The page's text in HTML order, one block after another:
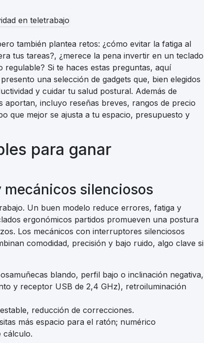
también plantea retos: ¿cómo evitar la fatiga al
tus tareas?, ¿merece la pena invertir en un teclado
Si te haces estas preguntas, aquí
una selección de gadgets que, bien elegidos
y cuidar tu salud postural. Además de
incluyo reseñas breves, rangos de precio
que mejor se ajusta a tu espacio, presupuesto y
para ganar
mecánicos silenciosos
Un buen modelo reduce errores, fatiga y
ergonómicos partidos promueven una postura
Los mecánicos con interruptores silenciosos
comodidad, precisión y bajo ruido, algo clave si
blando, perfil bajo o inclinación negativa,
y receptor USB de 2,4 GHz), retroiluminación
reducción de correcciones.
más espacio para el ratón; numérico
cálculo.